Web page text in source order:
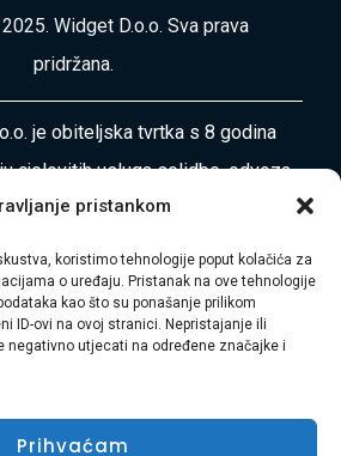
pristankom
koristimo tehnologije poput kolačića za
o uređaju. Pristanak na ove tehnologije
kao što su ponašanje prilikom
ID-ovi na ovoj stranici. Nepristajanje ili
negativno utjecati na određene značajke i
Prihvaćam
Widget D.o.o. Sva prava
pridržana.
je obiteljska tvrtka s 8 godina
cjelovitih usluga selidbe, odvoza
i uređenja okoliša diljem
županije i Istre. Naša misija je
i zadovoljstvo.
Plase 45, 51000 RIJEKA